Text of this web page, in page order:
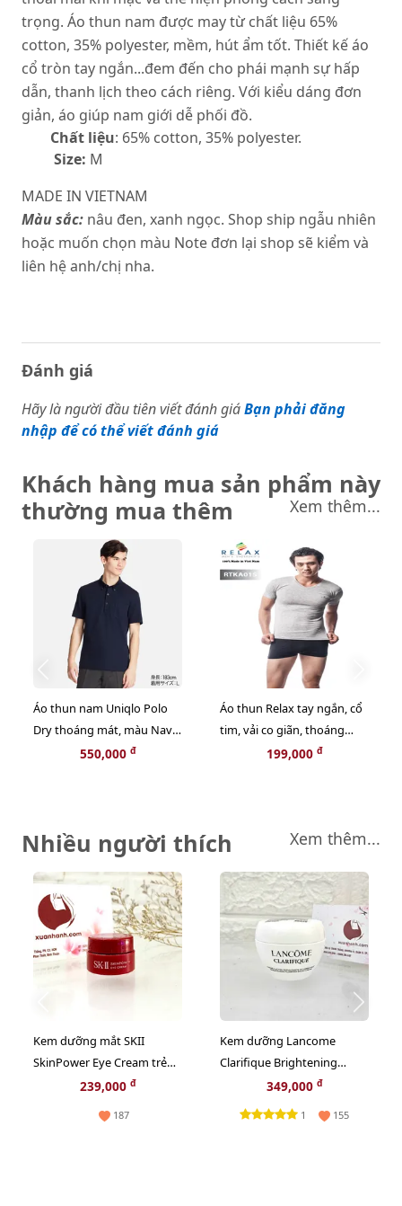
trọng. Áo thun nam được may từ chất liệu 65%
cotton, 35% polyester, mềm, hút ẩm tốt. Thiết kế áo
cổ tròn tay ngắn...đem đến cho phái mạnh sự hấp
dẫn, thanh lịch theo cách riêng. Với kiểu dáng đơn
giản, áo giúp nam giới dễ phối đồ.
Chất liệu: 65% cotton, 35% polyester.
Size: M
MADE IN VIETNAM
Màu sắc: nâu đen, xanh ngọc. Shop ship ngẫu nhiên
hoặc muốn chọn màu Note đơn lại shop sẽ kiểm và
liên hệ anh/chị nha.
Đánh giá
Hãy là người đầu tiên viết đánh giáBạn phải đăng
nhập để có thể viết đánh giá
Khách hàng mua sản phẩm này
thường mua thêm
Xem thêm...
Áo thun nam Uniqlo Polo
Dry thoáng mát, màu Navy
550,000 đ
Áo thun Relax tay ngắn, cổ
tim, vải co giãn, thoáng
mát, RTKA015 size M
199,000 đ
Nhiều người thích Xem thêm...
Kem dưỡng mắt SKII
SkinPower Eye Cream trẻ
hóa và săn chắc da vùng
239,000 đ
187
Kem dưỡng Lancome
Clarifique Brightening
trắng sáng nâng tông, se
mịn, 15ml
349,000 đ
1 155